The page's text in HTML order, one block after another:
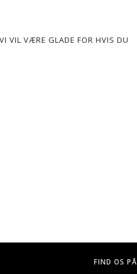
VIL VÆRE GLADE FOR HVIS DU
FIND OS PÅ